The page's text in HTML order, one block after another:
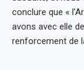
conclure que «
avons avec elle
renforcement de